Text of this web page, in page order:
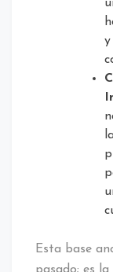
y
Esta base
pasado; es